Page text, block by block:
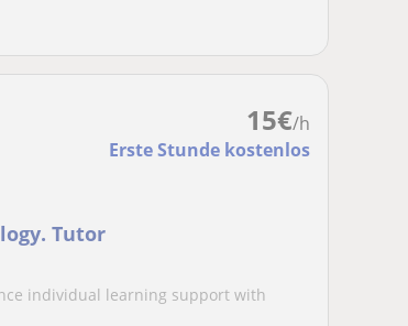
15€/h
Erste Stunde kostenlos
Tutor
individual learning support with